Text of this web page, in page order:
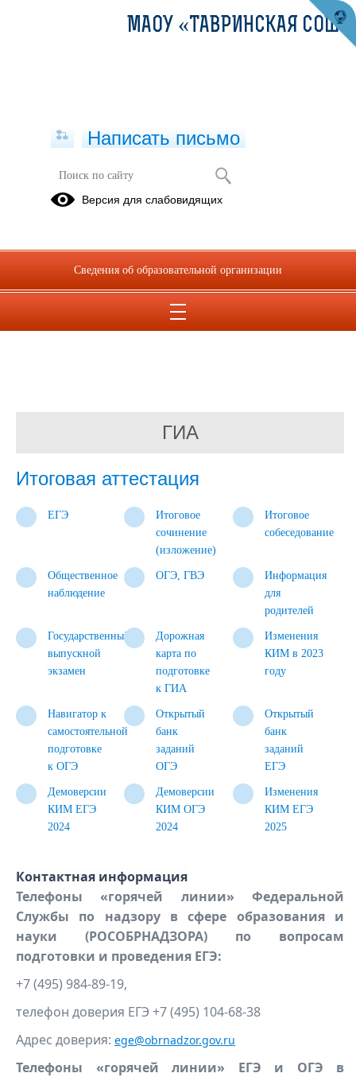
ГИА
Итоговая аттестация
ЕГЭ
Итоговое
сочинение
(изложение)
Итоговое
собеседование
Общественное
наблюдение
ОГЭ, ГВЭ
Информация
для
родителей
Государственный
выпускной
экзамен
Дорожная
карта по
подготовке
к ГИА
Изменения
КИМ в 2023
году
Навигатор к
самостоятельной
подготовке
к ОГЭ
Открытый
банк
заданий
ОГЭ
Открытый
банк
заданий
ЕГЭ
Демоверсии
КИМ ЕГЭ
2024
Демоверсии
КИМ ОГЭ
2024
Изменения
КИМ ЕГЭ
2025
Контактная информация
Телефоны «горячей линии» Федеральной
Службы по надзору в сфере образования и
науки (РОСОБРНАДЗОРА) по вопросам
подготовки и проведения ЕГЭ:
+7 (495) 984-89-19,
телефон доверия ЕГЭ +7 (495) 104-68-38
Адрес доверия: ege@obrnadzor.gov.ru
Телефоны «горячей линии» ЕГЭ и ОГЭ в
МАОУ «ТАВРИНСКАЯ СОШ»
Написать письмо
Версия для слабовидящих
Сведения об образовательной организации